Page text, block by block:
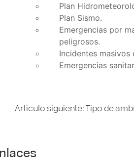
Plan
Plan Sismo.
Emergencias por
peligrosos.
Incidentes masivos
Emergencias
Artículo siguiente: Tipo de